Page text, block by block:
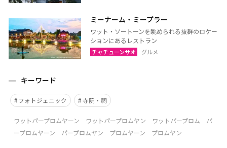
ミーナーム・ミープラー
ワット・ソートーンを眺められる抜群のロケー
ションにあるレストラン
チャチューンサオ グルメ
キーワード
フォトジェニック 寺院・祠
ワットパープロムヤーン ワットパープロムヤン ワットパープロム パ
ープロムヤーン パープロムヤン プロムヤーン プロムヤン